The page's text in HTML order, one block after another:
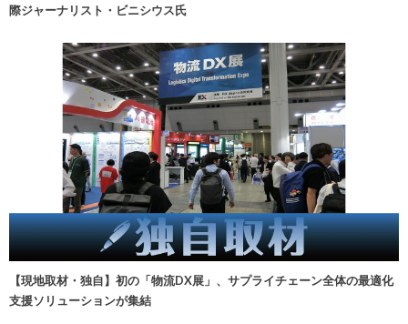
際ジャーナリスト・ビニシウス氏
【現地取材・独自】初の「物流DX展」、サプライチェーン全体の最適化
支援ソリューションが集結